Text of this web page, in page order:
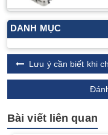
DANH MỤC
Lưu ý cần biết khi
Bài viết liên quan